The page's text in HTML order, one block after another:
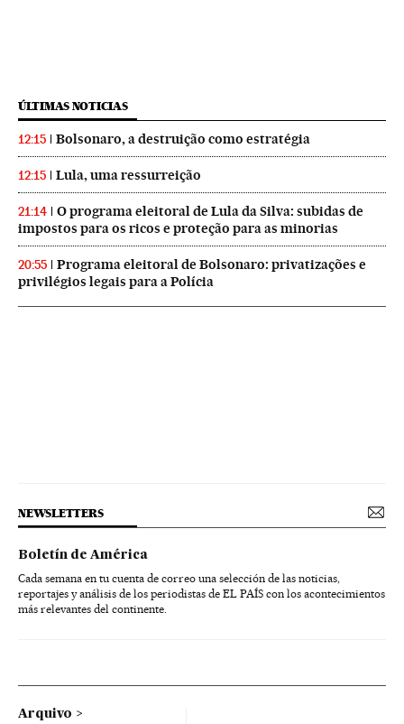
ÚLTIMAS NOTICIAS
12:15 Bolsonaro, a destruição como estratégia
12:15 Lula, uma ressurreição
21:14
O programa eleitoral de Lula da Silva: subidas de
impostos para os ricos e proteção para as minorias
20:55
Programa eleitoral de Bolsonaro: privatizações e
privilégios legais para a Polícia
NEWSLETTERS
Boletín de América
Cada semana en tu cuenta de correo una selección de las noticias,
reportajes y análisis de los periodistas de EL PAÍS con los acontecimientos
más relevantes del continente.
Arquivo